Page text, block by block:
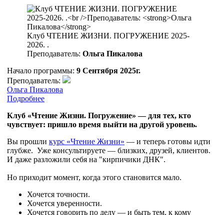
Клуб ЧТЕНИЕ ЖИЗНИ. ПОГРУЖЕНИЕ 2025-
2026. .
Преподаватель: Ольга Пикалова
Начало программы: 9 Сентября 2025г.
Преподаватель:
Ольга Пикалова
Подробнее
Клуб «Чтение Жизни. Погружение» — для тех, кто
чувствует: пришло время выйти на другой уровень.
Вы прошли курс «Чтение Жизни» — и теперь готовы идти
глубже. Уже консультируете — близких, друзей, клиентов.
И даже разложили себя на "кирпичики ДНК".
Но приходит момент, когда этого становится мало.
Хочется точности.
Хочется уверенности.
Хочется говорить по делу — и быть тем, к кому